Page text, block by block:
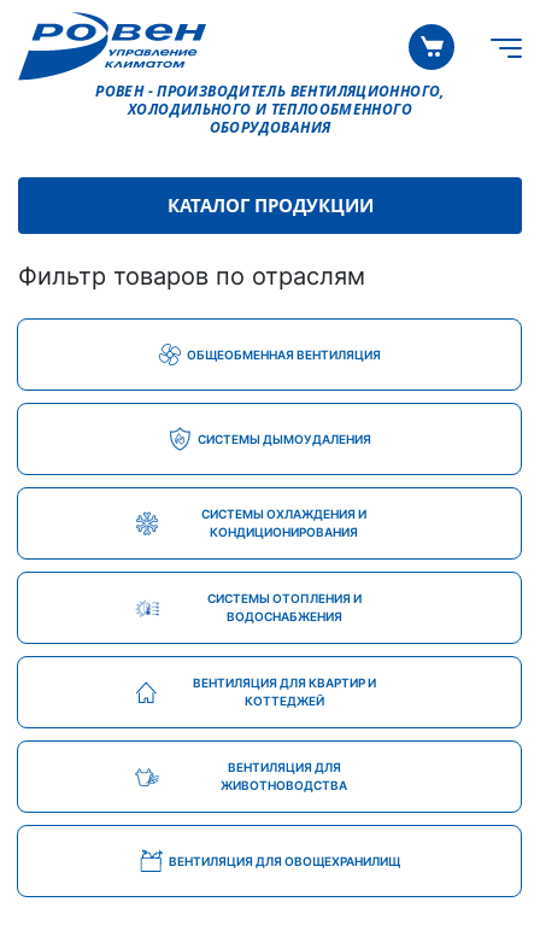
РОВЕН - ПРОИЗВОДИТЕЛЬ ВЕНТИЛЯЦИОННОГО,
ХОЛОДИЛЬНОГО И ТЕПЛООБМЕННОГО
ОБОРУДОВАНИЯ
КАТАЛОГ ПРОДУКЦИИ
Фильтр товаров по отраслям
ОБЩЕОБМЕННАЯ ВЕНТИЛЯЦИЯ
СИСТЕМЫ ДЫМОУДАЛЕНИЯ
СИСТЕМЫ ОХЛАЖДЕНИЯ И
КОНДИЦИОНИРОВАНИЯ
СИСТЕМЫ ОТОПЛЕНИЯ И
ВОДОСНАБЖЕНИЯ
ВЕНТИЛЯЦИЯ ДЛЯ КВАРТИР И
КОТТЕДЖЕЙ
ВЕНТИЛЯЦИЯ ДЛЯ
ЖИВОТНОВОДСТВА
ВЕНТИЛЯЦИЯ ДЛЯ ОВОЩЕХРАНИЛИЩ